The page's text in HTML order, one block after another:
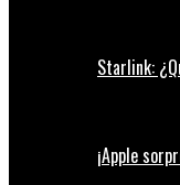
Starlink:
¡Apple